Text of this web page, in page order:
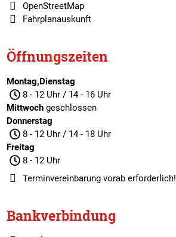
OpenStreetMap
Fahrplanauskunft
Öffnungszeiten
Montag,Dienstag
8 - 12 Uhr / 14 - 16 Uhr
Mittwochgeschlossen
Donnerstag
8 - 12 Uhr / 14 - 18 Uhr
Freitag
8 - 12 Uhr
Terminvereinbarungvorab erforderlich!
Bankverbindung